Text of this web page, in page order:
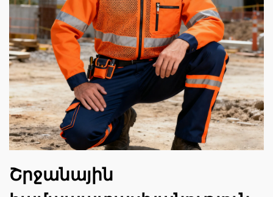
Շրջանային